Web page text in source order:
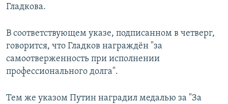
Гладкова.
В соответствующем указе, подписанном в четверг,
говорится, что Гладков награждён "за
самоотверженность при исполнении
прoфессионального долга".
Тем же указом Путин наградил медалью за "За